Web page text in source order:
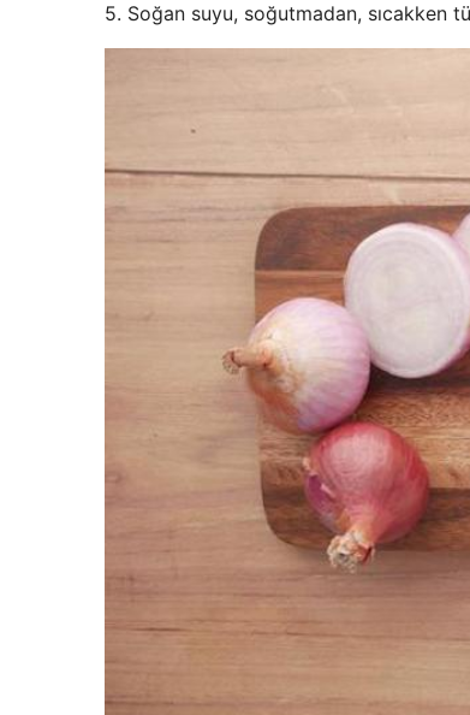
5. Soğan suyu, soğutmadan, sıcakken